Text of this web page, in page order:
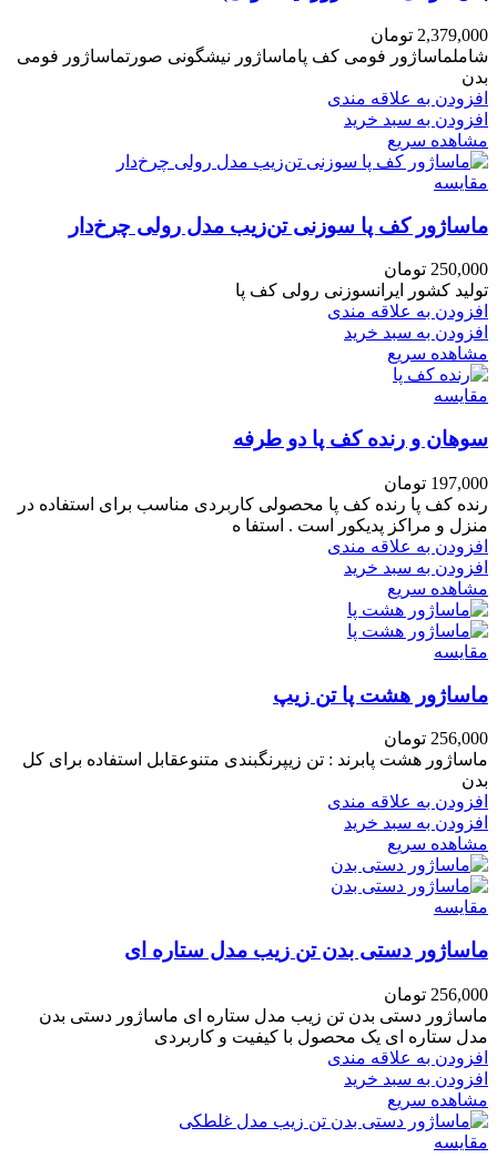
2,379,000 تومان
شاملماساژور فومی کف پاماساژور نیشگونی صورتماساژور فومی
بدن
افزودن به علاقه مندی
افزودن به سبد خرید
مشاهده سریع
مقایسه
ماساژور کف پا سوزنی تن‌زیب مدل رولی چرخ‌دار
250,000 تومان
تولید کشور ایرانسوزنی رولی کف پا
افزودن به علاقه مندی
افزودن به سبد خرید
مشاهده سریع
مقایسه
سوهان و رنده کف پا دو طرفه
197,000 تومان
رنده کف پا رنده کف پا محصولی کاربردی مناسب برای استفاده در
منزل و مراکز پدیکور است . استفا ه
افزودن به علاقه مندی
افزودن به سبد خرید
مشاهده سریع
مقایسه
ماساژور هشت پا تن زیپ
256,000 تومان
ماساژور هشت پابرند : تن زیپرنگبندی متنوعقابل استفاده برای کل
بدن
افزودن به علاقه مندی
افزودن به سبد خرید
مشاهده سریع
مقایسه
ماساژور دستی بدن تن زیب مدل ستاره ای
256,000 تومان
ماساژور دستی بدن تن زیب مدل ستاره ای ماساژور دستی بدن
مدل ستاره ای یک محصول با کیفیت و کاربردی
افزودن به علاقه مندی
افزودن به سبد خرید
مشاهده سریع
مقایسه